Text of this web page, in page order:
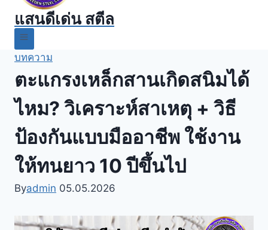
แสนดีเด่น สตีล
บทความ
ตะแกรงเหล็กสานเกิดสนิมได้
ไหม? วิเคราะห์สาเหตุ + วิธี
ป้องกันแบบมืออาชีพ ใช้งาน
ให้ทนยาว 10 ปีขึ้นไป
Byadmin 05.05.2026